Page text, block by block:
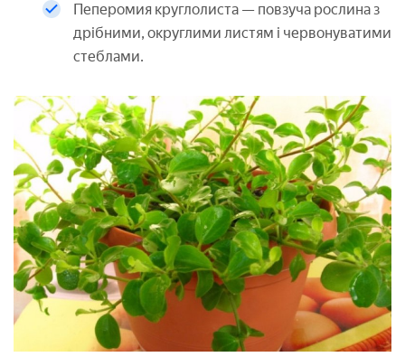
Пеперомия круглолиста — повзуча рослина з
дрібними, округлими листям і червонуватими
стеблами.